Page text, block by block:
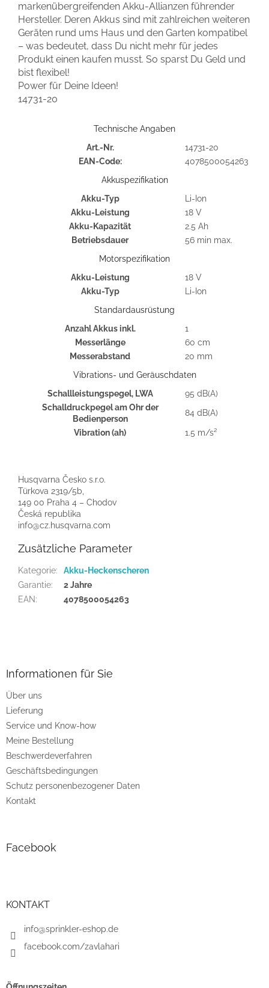
markenübergreifenden Akku-Allianzen führender
Hersteller. Deren Akkus sind mit zahlreichen weiteren
Geräten rund ums Haus und den Garten kompatibel
– was bedeutet, dass Du nicht mehr für jedes
Produkt einen kaufen musst. So sparst Du Geld und
bist flexibel!
Power für Deine Ideen!
14731-20
Technische Angaben
Art.-Nr.
14731-20
EAN-Code:
4078500054263
Akkuspezifikation
Akku-Typ
Li-Ion
Akku-Leistung
18 V
Akku-Kapazität
2.5 Ah
Betriebsdauer
56 min max.
Motorspezifikation
Akku-Leistung
18 V
Akku-Typ
Li-Ion
Standardausrüstung
Anzahl Akkus inkl.
1
Messerlänge
60 cm
Messerabstand
20 mm
Vibrations- und Geräuschdaten
Schallleistungspegel, LWA
95 dB(A)
Schalldruckpegel am Ohr der
Bedienperson
84 dB(A)
Vibration (ah) 1.5 m/s²
Husqvarna Česko s.r.o.
Türkova 2319/5b,
149 00 Praha 4 – Chodov
Česká republika
info@cz.husqvarna.com
Zusätzliche Parameter
Kategorie:
Akku-Heckenscheren
Garantie:
2 Jahre
EAN: 4078500054263
e
Informationen für Sie
Über uns
Lieferung
Service und Know-how
Meine Bestellung
Beschwerdeverfahren
Geschäftsbedingungen
Schutz personenbezogener Daten
Kontakt
Facebook
KONTAKT
info@sprinkler-eshop.de
facebook.com/zavlahari